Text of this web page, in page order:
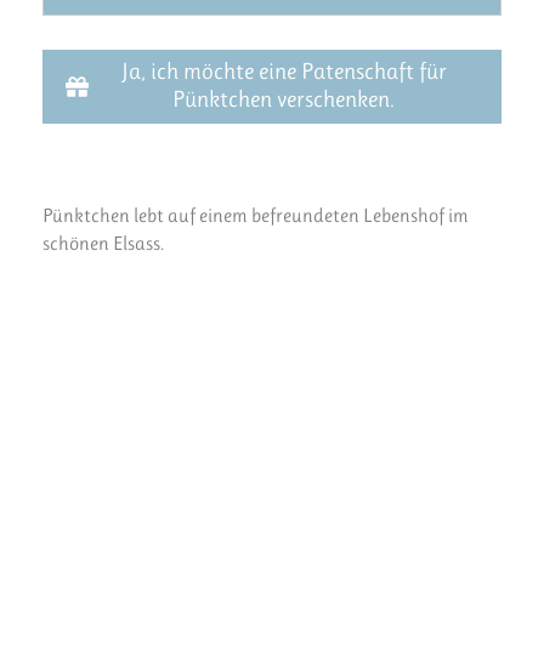
Ja, ich möchte eine Patenschaft für
Pünktchen verschenken.
Pünktchen lebt auf einem befreundeten Lebenshof im
schönen Elsass.